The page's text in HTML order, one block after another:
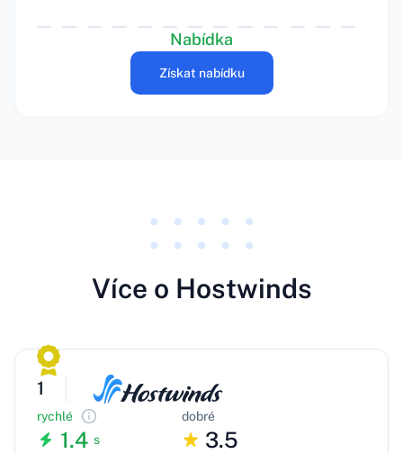
Nabídka
Získat nabídku
Více o Hostwinds
1
rychlé
1.4 s
dobré
3.5